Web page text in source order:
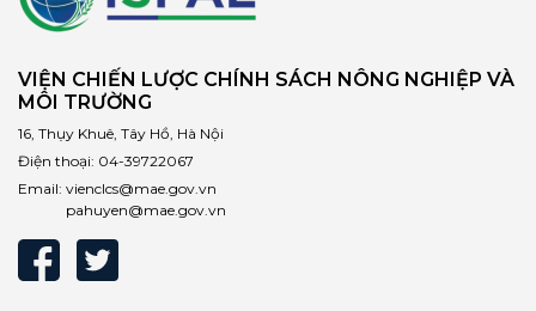
VIỆN CHIẾN LƯỢC CHÍNH SÁCH NÔNG NGHIỆP VÀ
MÔI TRƯỜNG
16, Thụy Khuê, Tây Hồ, Hà Nội
Điện thoại: 04-39722067
Email: vienclcs@mae.gov.vn
pahuyen@mae.gov.vn